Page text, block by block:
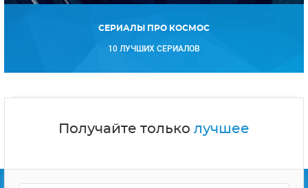
СЕРИАЛЫ ПРО КОСМОС
10 ЛУЧШИХ СЕРИАЛОВ
Получайте только лучшее